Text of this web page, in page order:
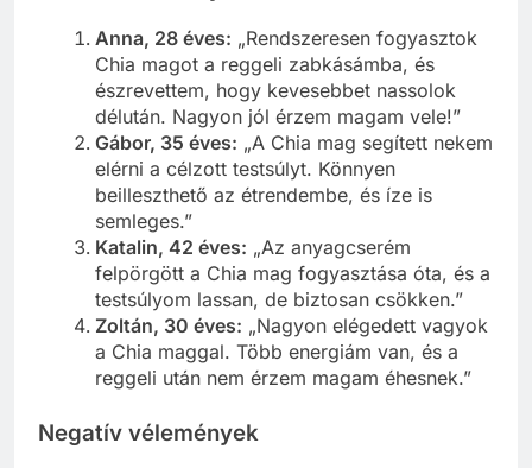
Anna, 28 éves: „Rendszeresen fogyasztok
Chia magot a reggeli zabkásámba, és
észrevettem, hogy kevesebbet nassolok
délután. Nagyon jól érzem magam vele!”
Gábor, 35 éves: „A Chia mag segített nekem
elérni a célzott testsúlyt. Könnyen
beilleszthető az étrendembe, és íze is
semleges.”
Katalin, 42 éves: „Az anyagcserém
felpörgött a Chia mag fogyasztása óta, és a
testsúlyom lassan, de biztosan csökken.”
Zoltán, 30 éves: „Nagyon elégedett vagyok
a Chia maggal. Több energiám van, és a
reggeli után nem érzem magam éhesnek.”
Negatív vélemények